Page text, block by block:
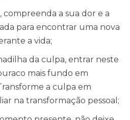
compreenda a sua dor e a
para encontrar uma nova
a vida;
da culpa, entrar neste
mais fundo em
a culpa em
na transformação pessoal;